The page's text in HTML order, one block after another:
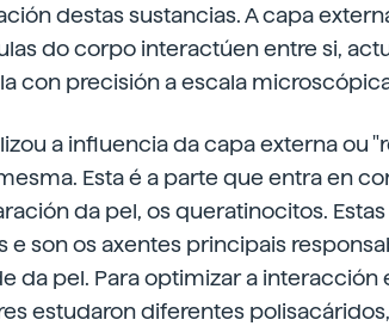
destas sustancias. A capa
do corpo interactúen entre si,
con precisión a escala
a influencia da capa externa ou
Esta é a parte que entra en
da pel, os queratinocitos.
son os axentes principais
da pel. Para optimizar a interacción
estudaron diferentes